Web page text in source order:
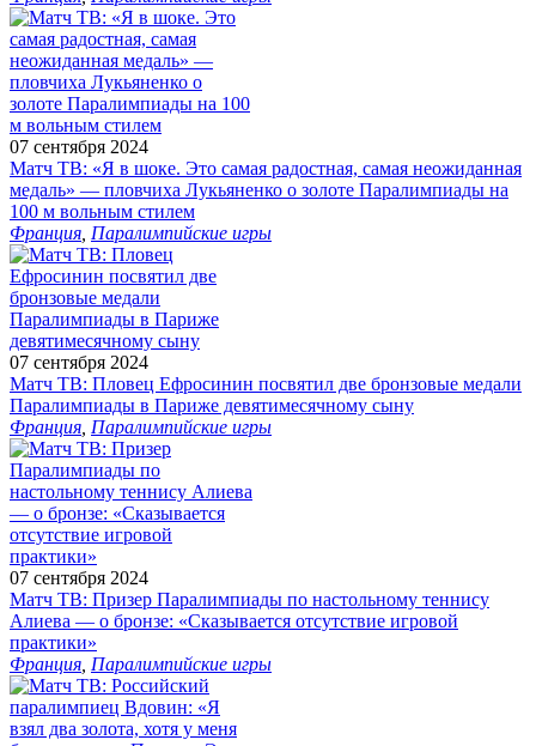
07 сентября 2024
Матч ТВ: «Я в шоке. Это самая радостная, самая неожиданная
медаль» — пловчиха Лукьяненко о золоте Паралимпиады на
100 м вольным стилем
Франция Паралимпийские игры
07 сентября 2024
Матч ТВ: Пловец Ефросинин посвятил две бронзовые медали
Паралимпиады в Париже девятимесячному сыну
Франция Паралимпийские игры
07 сентября 2024
Матч ТВ: Призер Паралимпиады по настольному теннису
Алиева — о бронзе: «Сказывается отсутствие игровой
практики»
Франция Паралимпийские игры